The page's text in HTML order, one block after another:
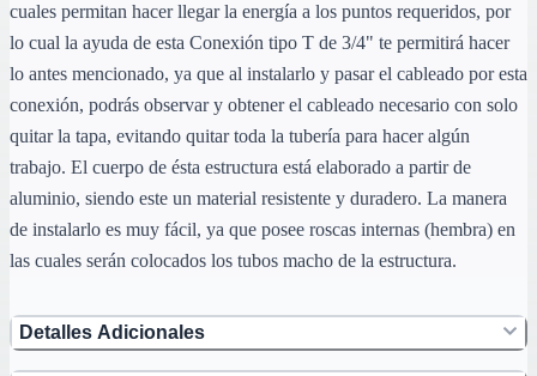
cuales permitan hacer llegar la energía a los puntos requeridos, por
lo cual la ayuda de esta Conexión tipo T de 3/4" te permitirá hacer
lo antes mencionado, ya que al instalarlo y pasar el cableado por esta
conexión, podrás observar y obtener el cableado necesario con solo
quitar la tapa, evitando quitar toda la tubería para hacer algún
trabajo. El cuerpo de ésta estructura está elaborado a partir de
aluminio, siendo este un material resistente y duradero. La manera
de instalarlo es muy fácil, ya que posee roscas internas (hembra) en
las cuales serán colocados los tubos macho de la estructura.
Detalles Adicionales